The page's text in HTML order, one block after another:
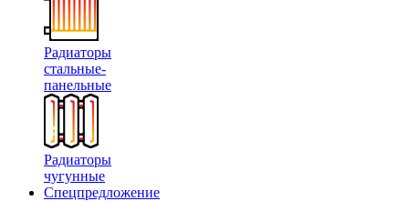
Радиаторы
стальные-
панельные
Радиаторы
чугунные
Спецпредложение